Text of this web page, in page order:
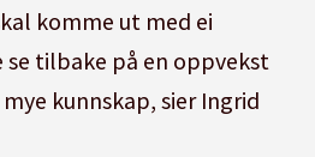
komme ut med ei
tilbake på en oppvekst
kunnskap, sier Ingrid